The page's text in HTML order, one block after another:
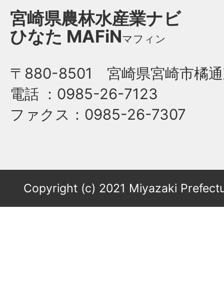
宮崎県農林水産業ナビ
ひなた MAFiNマフィン
〒880-8501 宮崎県宮崎市橘通
電話 ：0985-26-7123
ファクス ：0985-26-7307
Copyright (c) 2021 Miyazaki